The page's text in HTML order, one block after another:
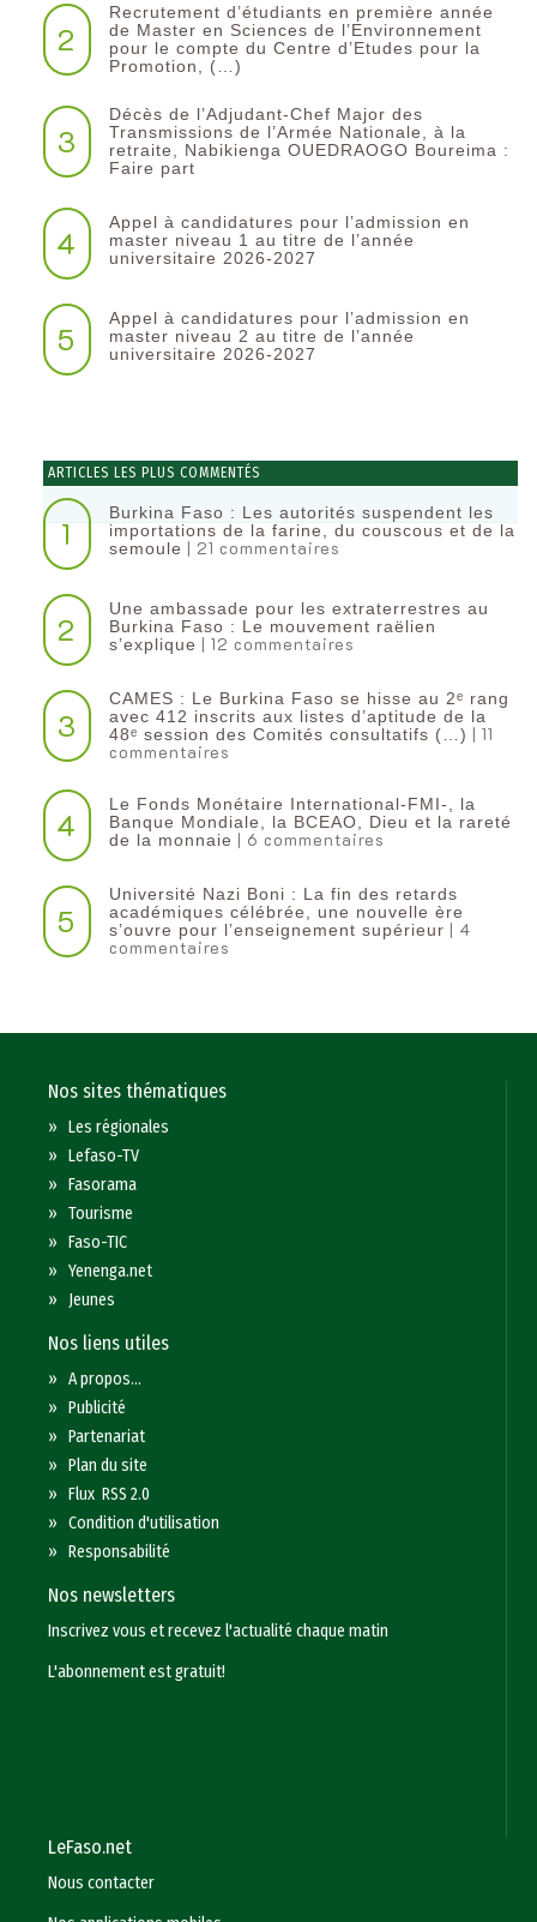
2
Recrutement d’étudiants en première année
de Master en Sciences de l’Environnement
pour le compte du Centre d’Etudes pour la
Promotion, (…)
3
Décès de l’Adjudant-Chef Major des
Transmissions de l’Armée Nationale, à la
retraite, Nabikienga OUEDRAOGO Boureima :
Faire part
4
Appel à candidatures pour l’admission en
master niveau 1 au titre de l’année
universitaire 2026-2027
5
Appel à candidatures pour l’admission en
master niveau 2 au titre de l’année
universitaire 2026-2027
ARTICLES LES PLUS COMMENTÉS
1
Burkina Faso : Les autorités suspendent les
importations de la farine, du couscous et de la
semoule | 21 commentaires
2
Une ambassade pour les extraterrestres au
Burkina Faso : Le mouvement raëlien
s’explique | 12 commentaires
3
CAMES : Le Burkina Faso se hisse au 2ᵉ rang
avec 412 inscrits aux listes d’aptitude de la
48ᵉ session des Comités consultatifs (…) | 11
commentaires
4
Le Fonds Monétaire International-FMI-, la
Banque Mondiale, la BCEAO, Dieu et la rareté
de la monnaie | 6 commentaires
5
Université Nazi Boni : La fin des retards
académiques célébrée, une nouvelle ère
s’ouvre pour l’enseignement supérieur | 4
commentaires
Nos sites thématiques
»Les régionales
»Lefaso-TV
»Fasorama
»Tourisme
»Faso-TIC
»Yenenga.net
» Jeunes
Nos liens utiles
»A propos...
»Publicité
»Partenariat
»Plan du site
»Flux RSS 2.0
»Condition d'utilisation
»Responsabilité
Nos newsletters
Inscrivez vous et recevez l'actualité chaque matin
L'abonnement est gratuit!
LeFaso.net
Nous contacter